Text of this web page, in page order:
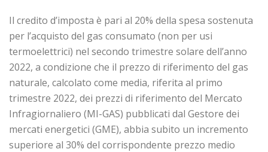
Il credito d’imposta è pari al 20% della spesa sostenuta
per l’acquisto del gas consumato (non per usi
termoelettrici) nel secondo trimestre solare dell’anno
2022, a condizione che il prezzo di riferimento del gas
naturale, calcolato come media, riferita al primo
trimestre 2022, dei prezzi di riferimento del Mercato
Infragiornaliero (MI-GAS) pubblicati dal Gestore dei
mercati energetici (GME), abbia subito un incremento
superiore al 30% del corrispondente prezzo medio